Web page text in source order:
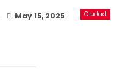
Ciudad
El May 15, 2025